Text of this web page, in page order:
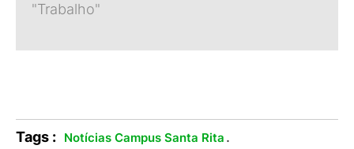
"Trabalho"
Tags : Notícias Campus Santa Rita .